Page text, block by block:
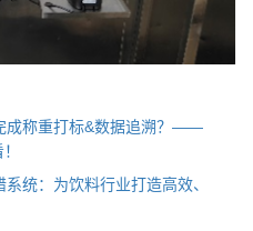
成称重打标&数据追溯？——
统：为饮料行业打造高效、